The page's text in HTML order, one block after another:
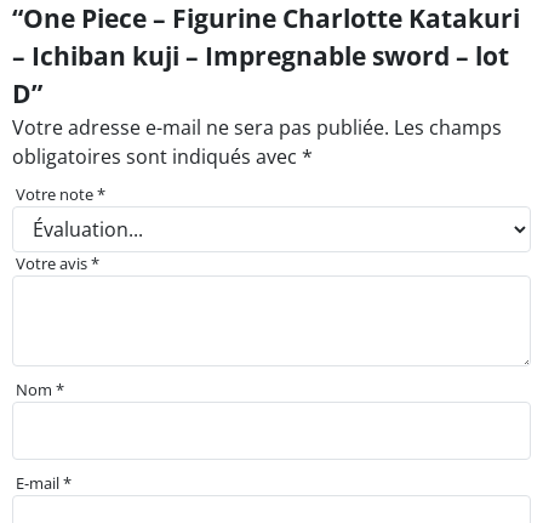
“One Piece – Figurine Charlotte Katakuri
– Ichiban kuji – Impregnable sword – lot
D”
Votre adresse e-mail ne sera pas publiée. Les champs
obligatoires sont indiqués avec *
Votre note*
Votre avis*
Nom*
E-mail*